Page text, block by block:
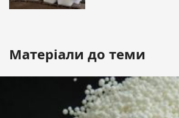
Матеріали до теми